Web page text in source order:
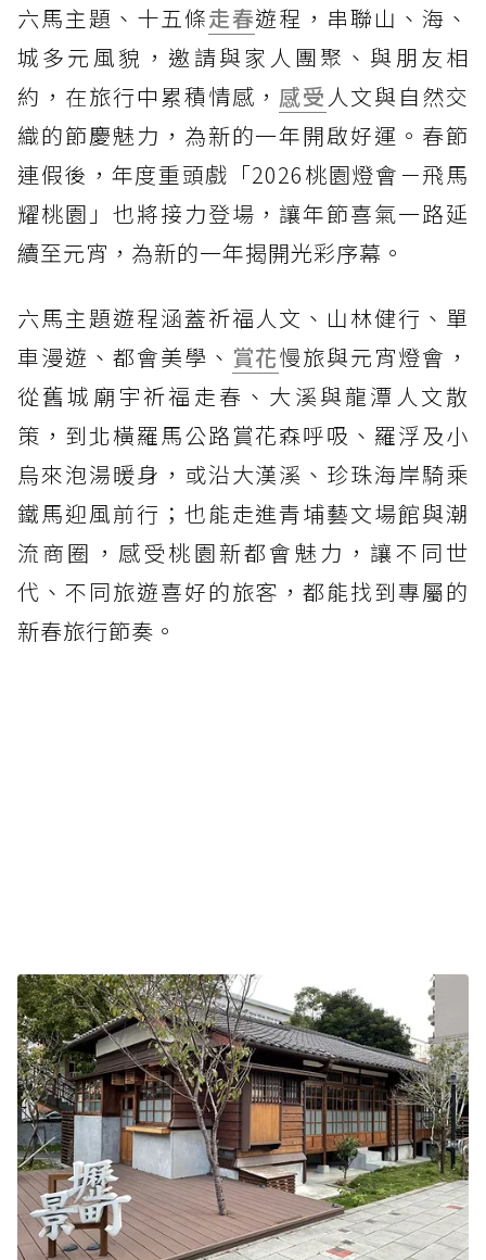
六馬主題、十五條走春遊程，串聯山、海、
城多元風貌，邀請與家人團聚、與朋友相
約，在旅行中累積情感， 感受 人文與自然交
織的節慶魅力，為新的一年開啟好運。春節
連假後，年度重頭戲「2026桃園燈會－飛馬
耀桃園」也將接力登場，讓年節喜氣一路延
續至元宵，為新的一年揭開光彩序幕。
六馬主題遊程涵蓋祈福人文、山林健行、單
車漫遊、都會美學、 賞花慢旅與元宵燈會，
從舊城廟宇祈福走春、大溪與龍潭人文散
策，到北橫羅馬公路賞花森呼吸、羅浮及小
烏來泡湯暖身，或沿大漢溪、珍珠海岸騎乘
鐵馬迎風前行；也能走進青埔藝文場館與潮
流商圈，感受桃園新都會魅力，讓不同世
代、不同旅遊喜好的旅客，都能找到專屬的
新春旅行節奏。